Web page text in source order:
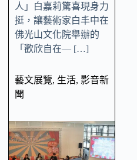
人」白嘉莉驚喜現身力
挺，讓藝術家白丰中在
佛光山文化院舉辦的
「歡欣自在— […]
藝文展覽, 生活, 影音新
聞